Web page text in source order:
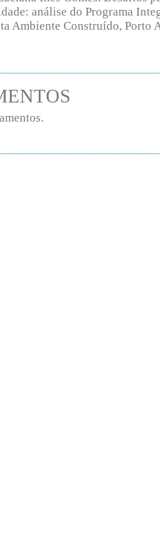
análise do Programa
Ambiente Construído, Porto